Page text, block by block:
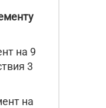
на 9
3
на